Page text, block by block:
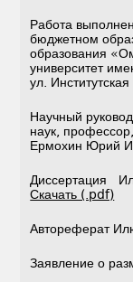
Работа
бюджетном
образования
университет
ул.
Научный
наук,
Ермохин Юрий
Диссертация
Скачать (.pdf)
Автореферат
Заявление о